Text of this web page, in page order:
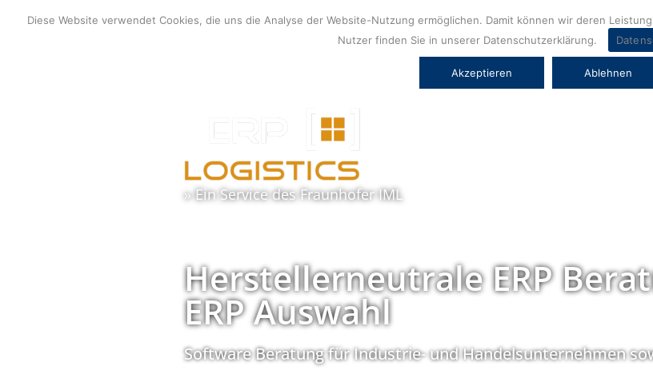
Inhalt
» Ein Service desFraunhofer IML
Herstellerneutrale ERP
ERP Auswahl
Software Beratung für Industrie- und Handelsunternehmen
Diese Website verwendet Cookies, die uns die Analyse der Website-Nutzung ermöglichen. Damit können wir deren
Nutzer finden Sie in unserer Datenschutzerklärung.
Akzeptieren Ablehnen